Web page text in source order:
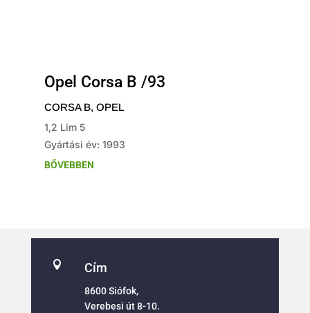
Opel Corsa B /93
CORSA B, OPEL
1,2 Lim 5
Gyártási év: 1993
BŐVEBBEN
 Cím
8600 Siófok,
Verebesi út 8-10.